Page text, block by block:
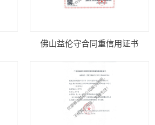
佛山益伦守合同重信用证书